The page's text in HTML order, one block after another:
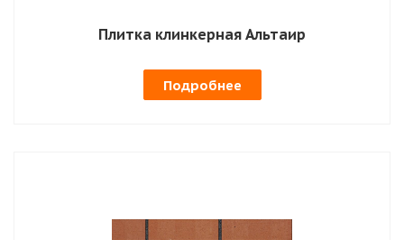
Плитка клинкерная Альтаир
Подробнее